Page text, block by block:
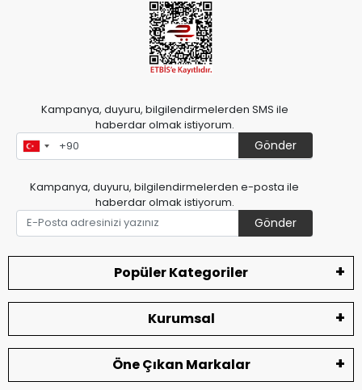
Kampanya, duyuru, bilgilendirmelerden SMS ile
haberdar olmak istiyorum.
Gönder
Kampanya, duyuru, bilgilendirmelerden e-posta ile
haberdar olmak istiyorum.
Gönder
Popüler Kategoriler
Kurumsal
Öne Çıkan Markalar